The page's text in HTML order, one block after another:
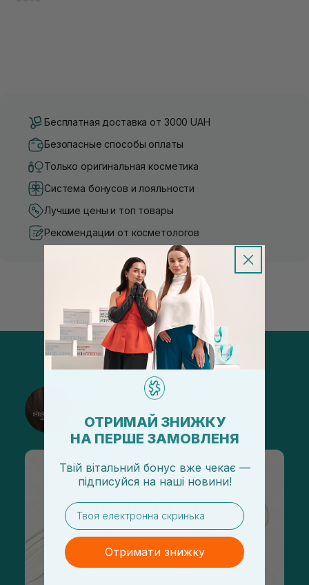
Бесплатная доставка от 3000 UAH
Безопасные способы оплаты
Только оригинальная косметика
Система бонусов и лояльности
Лучшие цены и топ товары
Рекомендации от косметологов
@sisters_stelmakh в Instagram
Подписаться
ОТРИМАЙ ЗНИЖКУ
НА ПЕРШЕ ЗАМОВЛЕНЯ
Твій вітальний бонус вже чекає —
підписуйся на наші новини!
email
Отримати знижку